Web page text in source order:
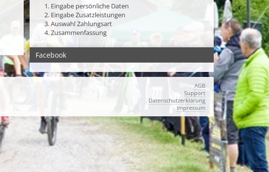
1. Eingabe persönliche Daten
2. Eingabe Zusatzleistungen
3. Auswahl Zahlungsart
4. Zusammenfassung
Facebook
AGB
Support
Datenschutzerklärung
Impressum